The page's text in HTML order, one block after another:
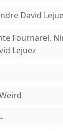
David
Fournarel,
Lejuez